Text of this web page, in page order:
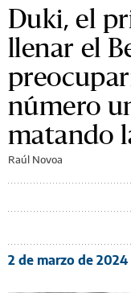
Duki, el
llenar el
número
matando
Raúl Novoa
2 de marzo de 2024